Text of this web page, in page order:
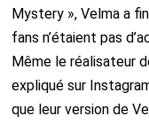
Mystery », Velma a
fans n’étaient pas
Même le réalisateur
expliqué sur
que leur version de